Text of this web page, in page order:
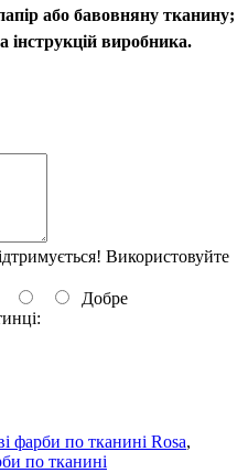
або бавовняну тканину;
інструкцій виробника.
Використовуйте
Добре
фарби по тканині Rosa,
по тканині